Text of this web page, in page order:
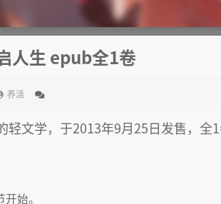
人生 epub全1卷
养活
文学，于2013年9月25日发售，全
始。